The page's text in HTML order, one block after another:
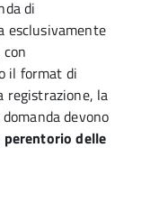
di
esclusivamente
il format di
registrazione, la
devono
delle